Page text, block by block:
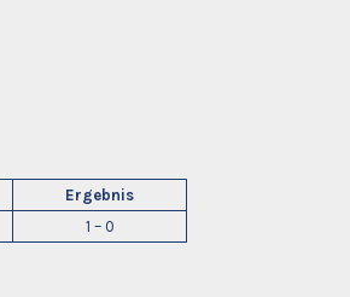
Ergebnis
1 – 0